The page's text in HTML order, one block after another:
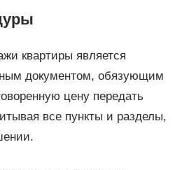
квартиры является
документом, обязующим
цену передать
все пункты и разделы,